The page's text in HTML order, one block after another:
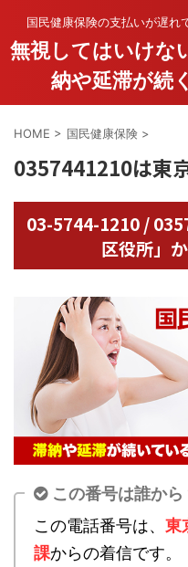
国民健康保険の支払いが遅れ
無視してはいけな
納や延滞が続
HOME > 国民健康保険 >
0357441210は東
03-5744-1210 /
区役所」
この番号は誰から
この電話番号は、 東
課からの着信です。